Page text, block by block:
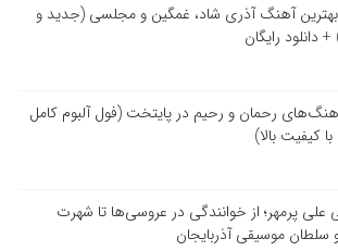
آهنگ آذری شاد، غمگین و مجلسی (جدید و
دانلود رایگان
آهنگ‌های رحمان و رحیم در پایتخت (فول آلبوم کامل
علی پرمهر؛ از خوانندگی در عروسی‌ها تا شهرت
سلطان موسیقی آذربایجان